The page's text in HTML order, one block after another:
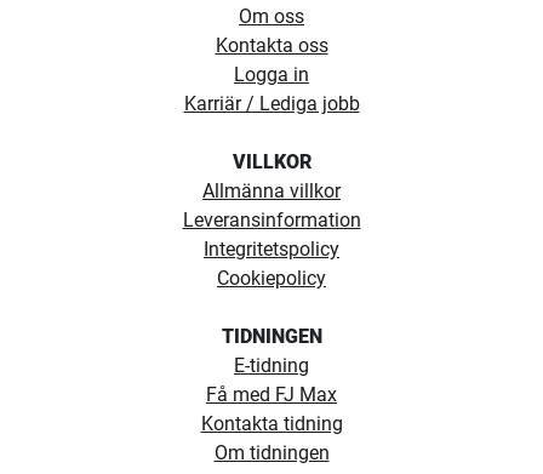
Om oss
Kontakta oss
Logga in
Karriär / Lediga jobb
VILLKOR
Allmänna villkor
Leveransinformation
Integritetspolicy
Cookiepolicy
TIDNINGEN
E-tidning
Få med FJ Max
Kontakta tidning
Om tidningen